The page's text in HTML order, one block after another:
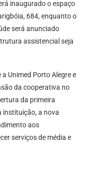
inaugurado o espaço
684, enquanto o
será anunciado
assistencial seja
Unimed Porto Alegre e
da cooperativa no
da primeira
instituição, a nova
aos
serviços de média e